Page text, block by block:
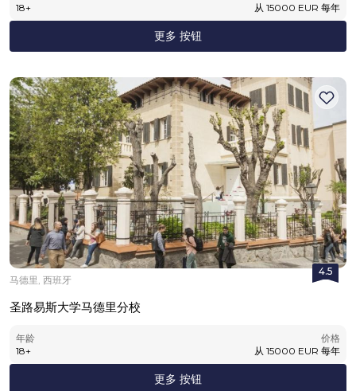
18+
从 15000 EUR 每年
更多 按钮
4.5
马德里, 西班牙
圣路易斯大学马德里分校
年龄
18+
价格
从 15000 EUR 每年
更多 按钮